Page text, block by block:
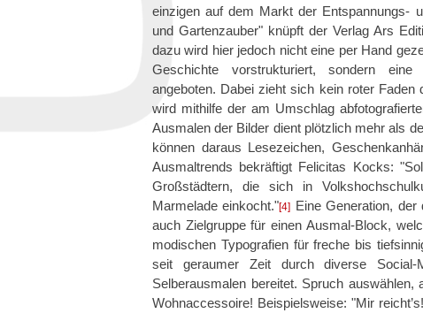
einzigen auf dem Markt der Entspannungs-
und Gartenzauber" knüpft der Verlag Ars
dazu wird hier jedoch nicht eine per Hand
Geschichte vorstrukturiert, sondern eine
angeboten. Dabei zieht sich kein roter
wird mithilfe der am Umschlag
Ausmalen der Bilder dient plötzlich mehr als
können daraus Lesezeichen,
Ausmaltrends bekräftigt Felicitas Kocks:
Großstädtern, die sich in
Marmelade einkocht."[4] Eine Generation,
auch Zielgruppe für einen Ausmal-Block,
modischen Typografien für freche bis
seit geraumer Zeit durch diverse
Selberausmalen bereitet. Spruch
Wohnaccessoire! Beispielsweise: "Mir